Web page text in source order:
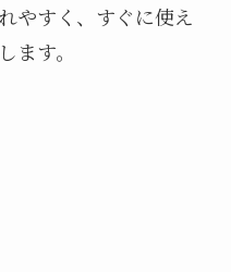
やすく、すぐに使え
ます。